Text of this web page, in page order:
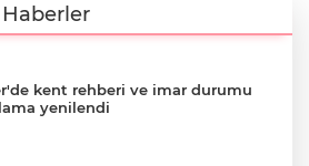
kent rehberi ve imar durumu
yenilendi